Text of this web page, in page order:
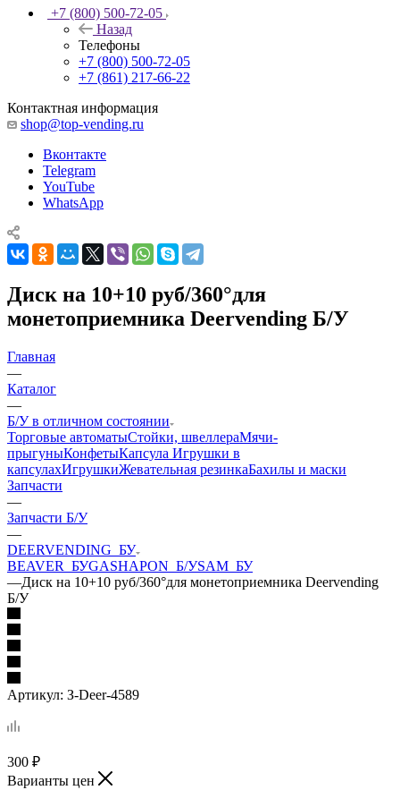
+7 (800) 500-72-05
Назад
Телефоны
+7 (800) 500-72-05
+7 (861) 217-66-22
Контактная информация
shop@top-vending.ru
Вконтакте
Telegram
YouTube
WhatsApp
Диск на 10+10 руб/360°для
монетоприемника Deervending Б/У
Главная
—
Каталог
—
Б/У в отличном состоянии
Торговые автоматыСтойки, швеллераМячи-
прыгуныКонфетыКапсула Игрушки в
капсулахИгрушкиЖевательная резинкаБахилы и маски
Запчасти
—
Запчасти Б/У
—
DEERVENDING_БУ
BEAVER_БУGASHAPON_Б/УSAM_БУ
—Диск на 10+10 руб/360°для монетоприемника Deervending
Б/У
Артикул: З-Deer-4589
300 ₽
Варианты цен